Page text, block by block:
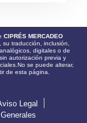
CIPRÉS MERCADEO
traducción, inclusión,
digitales o de
autorización previa y
se puede alterar,
de esta página.
Legal